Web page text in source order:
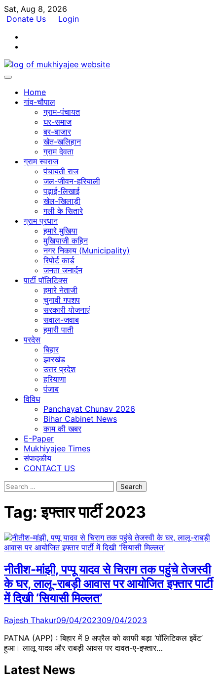
Skip
to
Sat, Aug 8, 2026
Donate Us
Login
Home
गांव-चौपाल
ग्राम-पंचायत
घर-समाज
बर-बाजार
खेत-खलिहान
ग्राम देवता
ग्राम स्वराज
पंचायती राज
जल-जीवन-हरियाली
पढ़ाई-लिखाई
खेल-खिलाड़ी
गली के सितारे
ग्राम प्रधान
हमारे मुखिया
मुखियाजी कहिन
नगर निकाय (Municipality)
रिपोर्ट कार्ड
जनता जनार्दन
पार्टी पॉलिटिक्स
हमारे नेताजी
चुनावी गपशप
सरकारी योजनाएं
सवाल-जवाब
हमारी पाती
परदेस
बिहार
झारखंड
उत्तर प्रदेश
हरियाणा
पंजाब
विविध
Panchayat Chunav 2026
Bihar Cabinet News
काम की खबर
E-Paper
Mukhiyajee Times
संपादकीय
CONTACT US
Search
Tag:इफ्तार पार्टी 2023
नीतीश-मांझी, पप्पू यादव से चिराग तक पहुंचे तेजस्वी
के घर, लालू-राबड़ी आवास पर आयोजित इफ्तार पार्टी
में दिखी ‘सियासी मिल्लत’
Rajesh Thakur09/04/202309/04/2023
PATNA (APP) : बिहार में 9 अप्रैल को काफी बड़ा ‘पॉलिटिकल इवेंट’
हुआ। लालू यादव और राबड़ी आवस पर दावत-ए-इफ्तार…
Latest News